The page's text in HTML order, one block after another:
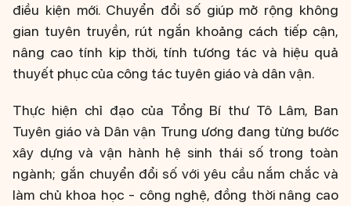
điều kiện mới. Chuyển đổi số giúp mở rộng không
gian tuyên truyền, rút ngắn khoảng cách tiếp cận,
nâng cao tính kịp thời, tính tương tác và hiệu quả
thuyết phục của công tác tuyên giáo và dân vận.
Thực hiện chỉ đạo của Tổng Bí thư Tô Lâm, Ban
Tuyên giáo và Dân vận Trung ương đang từng bước
xây dựng và vận hành hệ sinh thái số trong toàn
ngành; gắn chuyển đổi số với yêu cầu nắm chắc và
làm chủ khoa học - công nghệ, đồng thời nâng cao